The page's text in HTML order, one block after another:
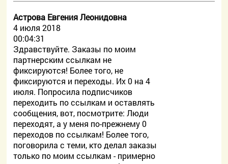
Астрова Евгения Леонидовна
4 июля 2018
00:04:31
Здравствуйте. Заказы по моим
партнерским ссылкам не
фиксируются! Более того, не
фиксируются и переходы. Их 0 на 4
июля. Попросила подписчиков
переходить по ссылкам и оставлять
сообщения, вот, посмотрите: Люди
переходят, а у меня по-прежнему 0
переходов по ссылкам! Более того,
поговорила с теми, кто делал заказы
только по моим ссылкам - примерно